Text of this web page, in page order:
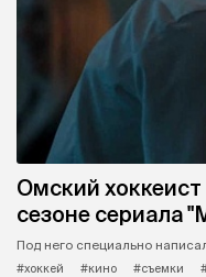
Омский
сезоне сериала
Под него специально
#хоккей
#кино #съемки